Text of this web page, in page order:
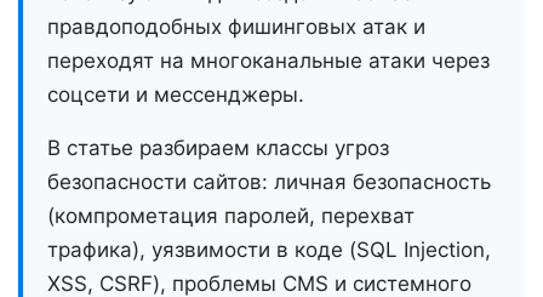
правдоподобных фишинговых атак и
переходят на многоканальные атаки через
соцсети и мессенджеры.
В статье разбираем классы угроз
безопасности сайтов: личная безопасность
(компрометация паролей, перехват
трафика), уязвимости в коде (SQL Injection,
XSS, CSRF), проблемы CMS и системного